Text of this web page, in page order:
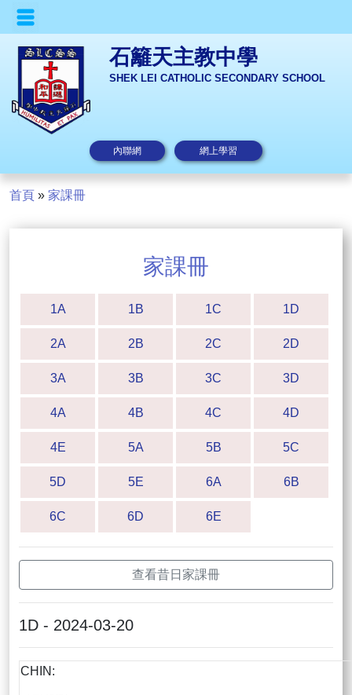
石籬天主教中學
SHEK LEI CATHOLIC SECONDARY SCHOOL
內聯網 網上學習
首頁 » 家課冊
家課冊
1A 1B 1C 1D
2A 2B 2C 2D
3A 3B 3C 3D
4A 4B 4C 4D
4E 5A 5B 5C
5D 5E 6A 6B
6C 6D 6E
查看昔日家課冊
1D - 2024-03-20
CHIN: